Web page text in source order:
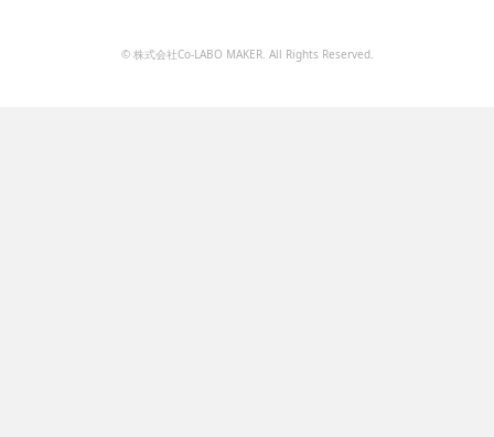
© 株式会社Co-LABO MAKER. All Rights Reserved.